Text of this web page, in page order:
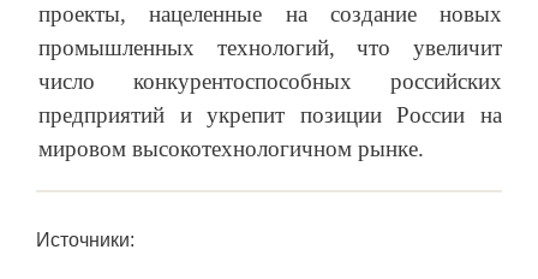
проекты, нацеленные на создание новых
промышленных технологий, что увеличит
число конкурентоспособных российских
предприятий и укрепит позиции России на
мировом высокотехнологичном рынке.
Источники: